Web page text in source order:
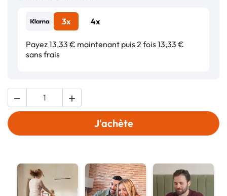
3x 4x
Payez 13,33 € maintenant puis 2 fois 13,33 €
sans frais
 
J'achète